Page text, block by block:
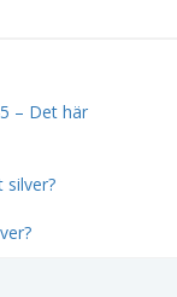
– Det här
silver?